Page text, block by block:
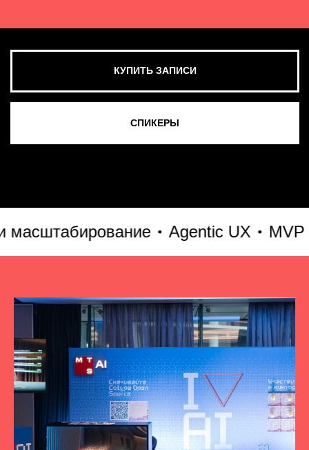
Agentic UX MVP &
СМОТРЕТЬ ВСЕ ФОТО